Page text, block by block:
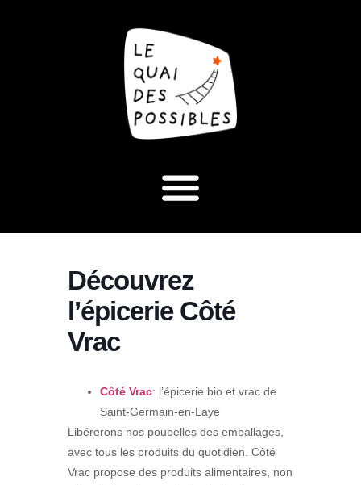
Découvrez
l’épicerie Côté
Vrac
Côté Vrac: l’épicerie bio et vrac de
Saint-Germain-en-Laye
Libérerons nos poubelles des emballages,
avec tous les produits du quotidien. Côté
Vrac propose des produits alimentaires, non